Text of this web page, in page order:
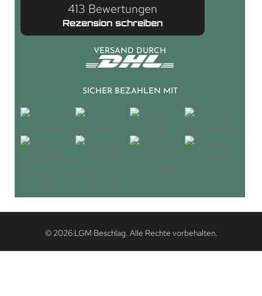
413 Bewertungen
Rezension schreiben
VERSAND DURCH
SICHER BEZAHLEN MIT
© 2026 LGM Beschlag. Alle Rechte vorbehalten.